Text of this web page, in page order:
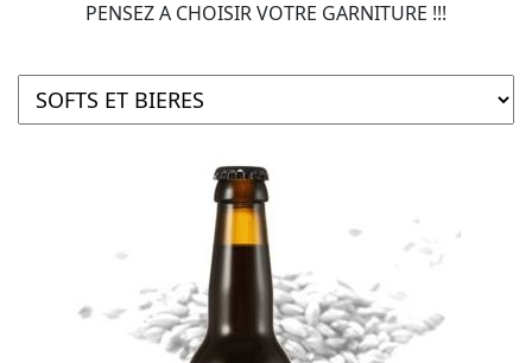
PENSEZ A CHOISIR VOTRE GARNITURE !!!